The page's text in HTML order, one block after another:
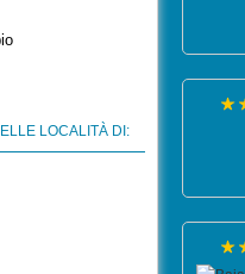
LOCALITÀ DI: